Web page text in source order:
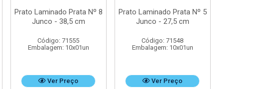
Prato Laminado Prata Nº 8
Junco - 38,5 cm
Código: 71555
Embalagem: 10x01un
Ver Preço
Prato Laminado Prata Nº 5
Junco - 27,5 cm
Código: 71548
Embalagem: 10x01un
Ver Preço